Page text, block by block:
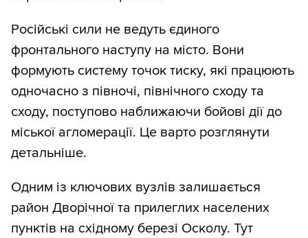
Російські сили не ведуть єдиного
фронтального наступу на місто. Вони
формують систему точок тиску, які працюють
одночасно з півночі, північного сходу та
сходу, поступово наближаючи бойові дії до
міської агломерації. Це варто розглянути
детальніше.
Одним із ключових вузлів залишається
район Дворічної та прилеглих населених
пунктів на східному березі Осколу. Тут